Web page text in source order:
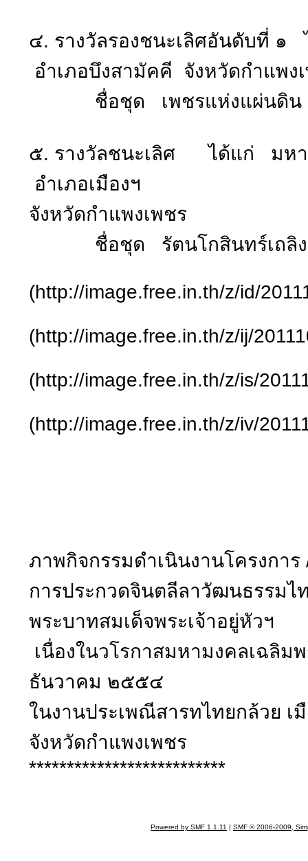
๔. รางวัลรองชนะเลิศอันดับที่ ๑
อำเภอบึงสามัคคี จังหวัดกำแพง
ชื่อชุด เพชรแห่งแผ่นดิน ส
๕. รางวัลชนะเลิศ ได้แก่ มหา
อำเภอเมืองฯ
จังหวัดกำแพงเพชร
ชื่อชุด รัตนโกสินทร์เถลิงน
(http://image.free.in.th/z/id/
(http://image.free.in.th/z/ij/
(http://image.free.in.th/z/is/
(http://image.free.in.th/z/iv/
ภาพกิจกรรมดำเนินงานโครงการ
การประกวดจินตลีลาวัฒนธรรมไ
พระบาทสมเด็จพระเจ้าอยู่หัวฯ
เนื่องในวโรกาสมหามงคลเฉลิ
ธันวาคม ๒๕๕๔
ในงานประเพณีสารทไทยกล้วย
จังหวัดกำแพงเพชร
**************************
Powered by SMF 1.1.11 | SMF © 2006-2009,